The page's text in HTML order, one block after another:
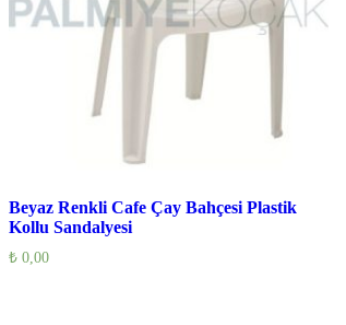
Beyaz Renkli Cafe Çay Bahçesi Plastik
Kollu Sandalyesi
₺ 0,00